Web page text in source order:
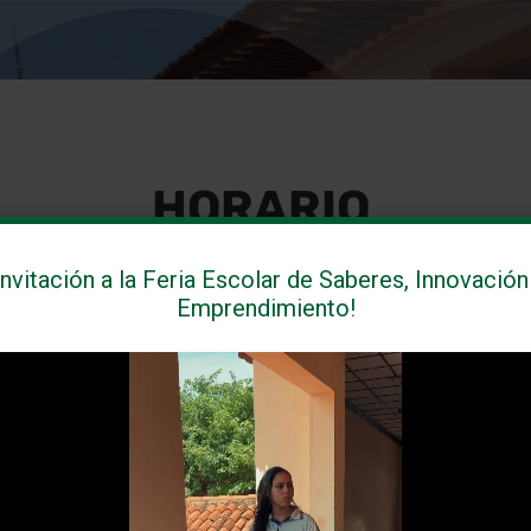
a la Feria Escolar de Saberes,
Emprendimiento!
HORARIO
DE
MAÑANA SEDE